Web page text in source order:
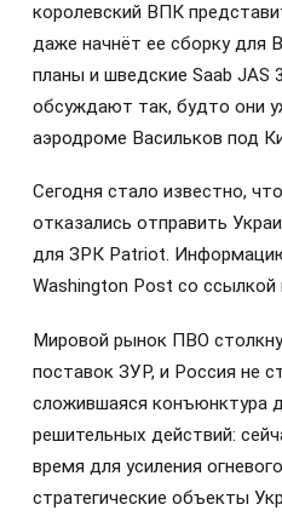
королевский ВПК
даже начнёт ее сборку для
планы и шведские Saab JAS
обсуждают так, будто они
аэродроме Васильков под
Сегодня стало известно,
отказались отправить
для ЗРК Patriot.
Washington Post со ссылкой
Мировой рынок ПВО
поставок ЗУР, и Россия не
сложившаяся конъюнктура
решительных действий:
время для усиления
стратегические объекты